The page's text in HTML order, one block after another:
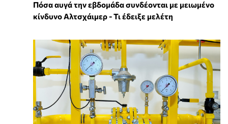
Πόσα αυγά την εβδομάδα συνδέονται με μειωμένο
κίνδυνο Αλτσχάιμερ - Τι έδειξε μελέτη